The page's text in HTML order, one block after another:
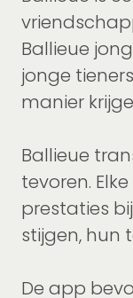
Ballieue
jonge
manier
Ballieue
tevoren.
prestaties
stijgen, hun
De app